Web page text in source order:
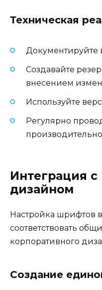
Техническая
Создавайте
внесением
Используйте
Регулярно
Интеграция
дизайном
Настройка шрифтов
соответствовать
корпоративного
Создание